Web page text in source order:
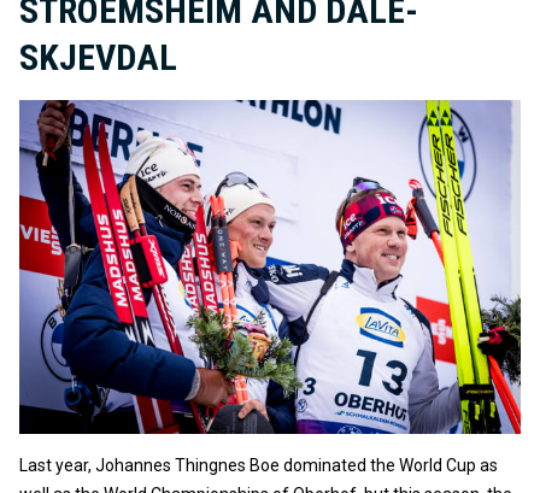
STROEMSHEIM AND DALE-
SKJEVDAL
Last year, Johannes Thingnes Boe dominated the World Cup as